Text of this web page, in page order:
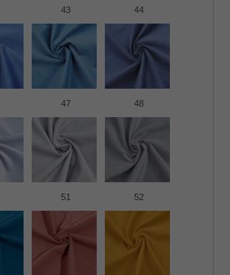
43 44
47 48
51 52